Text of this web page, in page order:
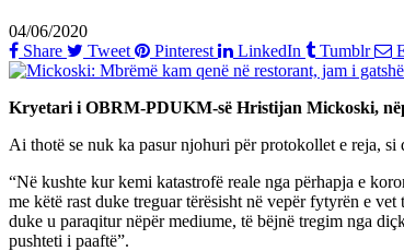
04/06/2020
Share
Tweet Pinterest LinkedIn Tumblr
Kryetari i OBRM-PDUKM-së Hristijan Mickoski,
Ai thotë se nuk ka pasur njohuri për protokollet e reja, si
“Në kushte kur kemi katastrofë reale nga përhapja e
me këtë rast duke treguar tërësisht në vepër fytyrën e
duke u paraqitur nëpër mediume, të bëjnë tregim nga
pushteti i paaftë”.